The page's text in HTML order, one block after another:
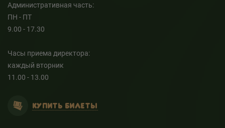
Административная часть:
ПН - ПТ
9.00 - 17.30
Часы приема директора:
каждый вторник
11.00 - 13.00
КУПИТЬ БИЛЕТЫ